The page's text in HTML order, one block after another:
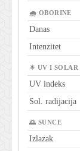
🌧 OBORINE
Danas
Intenzitet
☀ UV I SOLAR
UV indeks
Sol. radijacija
🌅 SUNCE
Izlazak